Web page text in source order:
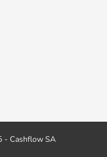
- Cashflow SA